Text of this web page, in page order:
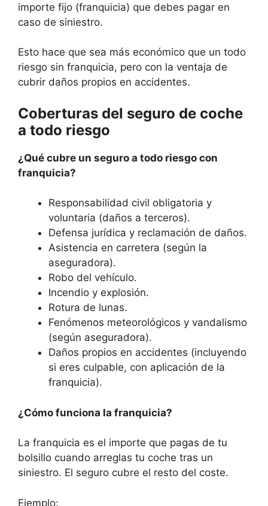
importe fijo (franquicia) que debes pagar en
caso de siniestro.
Esto hace que sea más económico que un todo
riesgo sin franquicia, pero con la ventaja de
cubrir daños propios en accidentes.
Coberturas del seguro de coche
a todo riesgo
¿Qué cubre un seguro a todo riesgo con
franquicia?
Responsabilidad civil obligatoria y
voluntaria (daños a terceros).
Defensa jurídica y reclamación de daños.
Asistencia en carretera (según la
aseguradora).
Robo del vehículo.
Incendio y explosión.
Rotura de lunas.
Fenómenos meteorológicos y vandalismo
(según aseguradora).
Daños propios en accidentes (incluyendo
si eres culpable, con aplicación de la
franquicia).
¿Cómo funciona la franquicia?
La franquicia es el importe que pagas de tu
bolsillo cuando arreglas tu coche tras un
siniestro. El seguro cubre el resto del coste.
Ejemplo: